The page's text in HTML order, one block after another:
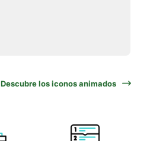
Descubre los iconos animados